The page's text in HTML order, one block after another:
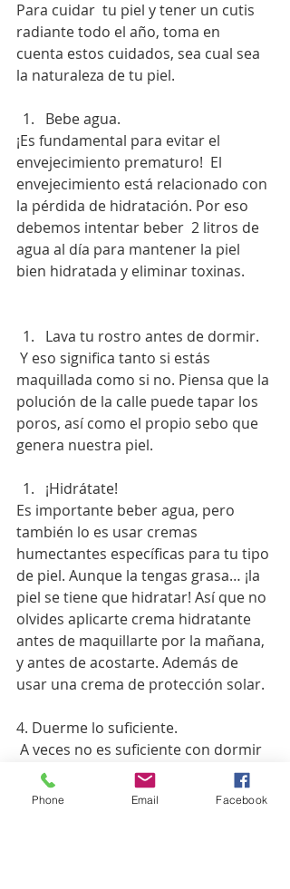
Para cuidar  tu piel y tener un cutis
radiante todo el año, toma en
cuenta estos cuidados, sea cual sea
la naturaleza de tu piel.
Bebe agua.
¡Es fundamental para evitar el
envejecimiento prematuro!  El
envejecimiento está relacionado con
la pérdida de hidratación. Por eso
debemos intentar beber  2 litros de
agua al día para mantener la piel
bien hidratada y eliminar toxinas.
Lava tu rostro antes de dormir.
maquillada como si no. Piensa que la
polución de la calle puede tapar los
poros, así como el propio sebo que
genera nuestra piel.
¡Hidrátate!
Es importante beber agua, pero
también lo es usar cremas
humectantes específicas para tu tipo
de piel. Aunque la tengas grasa… ¡la
piel se tiene que hidratar! Así que no
olvides aplicarte crema hidratante
antes de maquillarte por la mañana,
y antes de acostarte. Además de
usar una crema de protección solar.
4. Duerme lo suficiente.
8 horas si en ese periodo de tiempo
nos hemos ido despertando
Phone Email Facebook